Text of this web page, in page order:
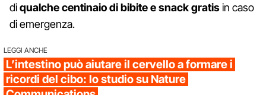
diqualche centinaio di bibite e snack gratisin caso
di emergenza.
LEGGI ANCHE
L’intestino può aiutare il cervello a formare i
ricordi del cibo: lo studio su Nature